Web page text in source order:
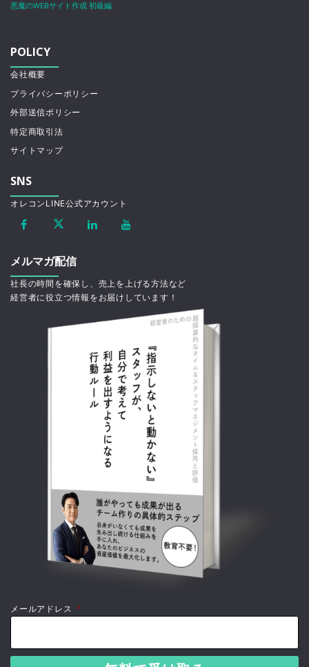
悪魔のWEBサイト作成 初級編
POLICY
会社概要
プライバシーポリシー
外部送信ポリシー
特定商取引法
サイトマップ
SNS
オレコンLINE公式アカウント
メルマガ配信
社長の時間を確保し、売上を上げる方法など
経営者に役立つ情報をお届けしています！
メールアドレス *